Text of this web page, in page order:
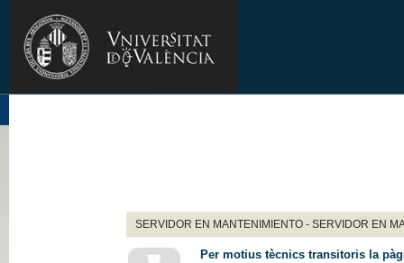
SERVIDOR EN MANTENIMIENTO - SERVIDOR EN
Per motius tècnics transitoris la